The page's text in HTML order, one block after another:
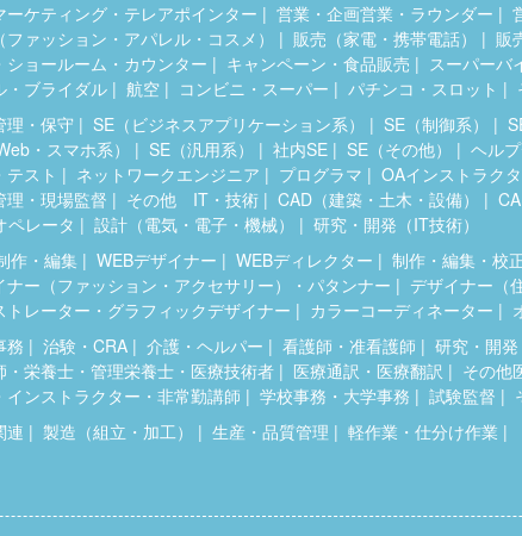
ーケティング・テレアポインター 営業・企画営業・ラウンダー
ファッション・アパレル・コスメ）
販売（家電・携帯電話）
販
ショールーム・カウンター
キャンペーン・食品販売
スーパーバ
・ブライダル
航空 コンビニ・スーパー パチンコ・スロット
理・保守 SE（ビジネスアプリケーション系） SE（制御系）
・スマホ系）
SE（汎用系） 社内SE SE（その他）
ヘル
テスト
ネットワークエンジニア プログラマ
OAインストラク
理・現場監督
その他 IT・技術 CAD（建築・土木・設備）
ペレータ
設計（電気・電子・機械） 研究・開発（IT技術）
作・編集 WEBデザイナー WEBディレクター
制作・編集・校
ナー（ファッション・アクセサリー）・パタンナー
デザイナー（
トレーター・グラフィックデザイナー
カラーコーディネーター
務 治験・CRA 介護・ヘルパー 看護師・准看護師
研究・開
・栄養士・管理栄養士・医療技術者
医療通訳・医療翻訳
その他
インストラクター・非常勤講師
学校事務・大学事務 試験監督
連 製造（組立・加工） 生産・品質管理 軽作業・仕分け作業